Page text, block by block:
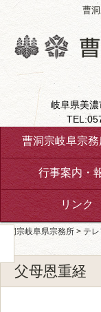
曹
岐阜県美
曹洞宗岐阜宗務
行事案内・
リンク
曹洞宗岐阜県宗務所 > テ
父母恩重経